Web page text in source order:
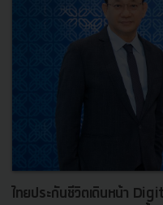
ไทยประกันชีวิตเดินหน้า